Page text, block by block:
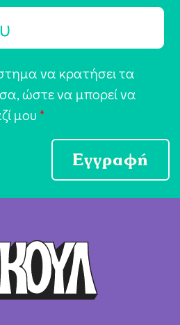
να κρατήσει τα
ώστε να μπορεί να
μου *
Εγγραφή